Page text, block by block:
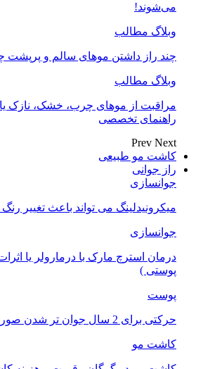
می‌شوند!
وبلاگ مطالب
چند راز داشتن موهای سالم و
وبلاگ مطالب
مراقبت از موهای چرب، خشک، نازک
راهنمای تخصصی
Prev Next
کاشت مو طبیعی
راز جوانی
جوانسازی
میکرونیدلینگ می تواند باعث تغییر
جوانسازی
درمان استرچ مارک با درمارولر یا
پوستی )
پوست
حرکتی برای 2 سال جوان تر شدن صورت , یوگای صورت
کاشت مو